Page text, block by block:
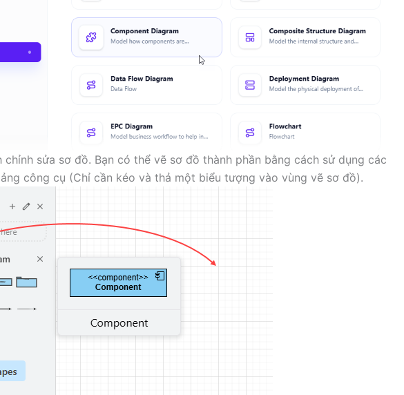
sửa sơ đồ. Bạn có thể vẽ sơ đồ thành phần bằng cách sử dụng các
công cụ (Chỉ cần kéo và thả một biểu tượng vào vùng vẽ sơ đồ).